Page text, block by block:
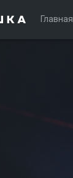
Главная